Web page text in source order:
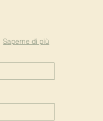
Saperne di più